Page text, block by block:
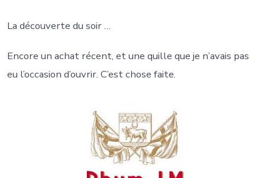
La découverte du soir …
Encore un achat récent, et une quille que je n’avais pas
eu l’occasion d’ouvrir. C’est chose faite.